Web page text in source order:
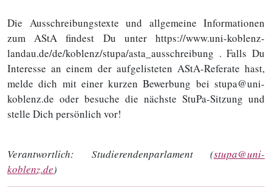
Die Ausschreibungstexte und allgemeine Informationen
zum AStA findest Du unter https://www.uni-koblenz-
landau.de/de/koblenz/stupa/asta_ausschreibung . Falls Du
Interesse an einem der aufgelisteten AStA-Referate hast,
melde dich mit einer kurzen Bewerbung bei stupa@uni-
koblenz.de oder besuche die nächste StuPa-Sitzung und
stelle Dich persönlich vor!
Verantwortlich: Studierendenparlament (stupa@uni-
koblenz.de)